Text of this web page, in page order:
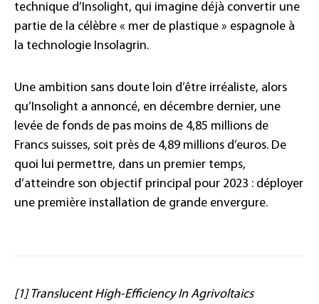
technique d’Insolight, qui imagine déjà convertir une
partie de la célèbre « mer de plastique » espagnole à
la technologie Insolagrin.
Une ambition sans doute loin d’être irréaliste, alors
qu’Insolight a annoncé, en décembre dernier, une
levée de fonds de pas moins de 4,85 millions de
Francs suisses, soit près de 4,89 millions d’euros. De
quoi lui permettre, dans un premier temps,
d’atteindre son objectif principal pour 2023 : déployer
une première installation de grande envergure.
[1] Translucent High-Efficiency In Agrivoltaics